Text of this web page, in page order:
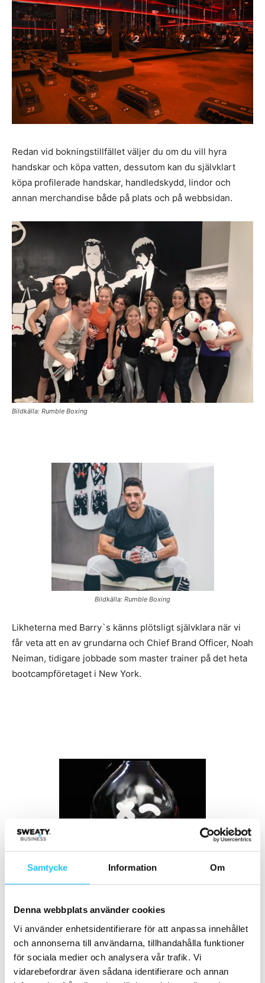
Samtycke Information Om
Denna webbplats använder cookies
Vi använder enhetsidentifierare för att anpassa innehållet
och annonserna till användarna, tillhandahålla funktioner
för sociala medier och analysera vår trafik. Vi
vidarebefordrar även sådana identifierare och annan
Redan vid bokningstillfället väljer du om du vill hyra
handskar och köpa vatten, dessutom kan du självklart
köpa profilerade handskar, handledskydd, lindor och
annan merchandise både på plats och på webbsidan.
Bildkälla: Rumble Boxing
Bildkälla: Rumble Boxing
Likheterna med Barry`s känns plötsligt självklara när vi
får veta att en av grundarna och Chief Brand Officer, Noah
Neiman, tidigare jobbade som master trainer på det heta
bootcampföretaget i New York.
Bildkälla: Rumble Boxing
ett tredje i samma stad. Expansionsplanen är aggressiv
och att entreprenören och tillika grundaren Andy
Stenzler (Cosi och Kidville) lyckats locka investerare
som Sylvester Stallone och Justin Bieber gör det svårt att
tro att detta bara är en fluga som snabbt kommer att flyga